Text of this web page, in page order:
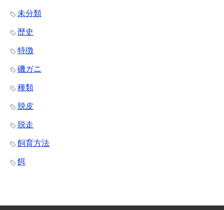
未分類
歴史
特徴
磯ガニ
種類
脱皮
脱走
飼育方法
餌